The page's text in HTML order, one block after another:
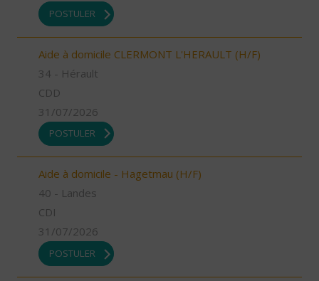
POSTULER
Aide à domicile CLERMONT L'HERAULT (H/F)
34 - Hérault
CDD
31/07/2026
POSTULER
Aide à domicile - Hagetmau (H/F)
40 - Landes
CDI
31/07/2026
POSTULER